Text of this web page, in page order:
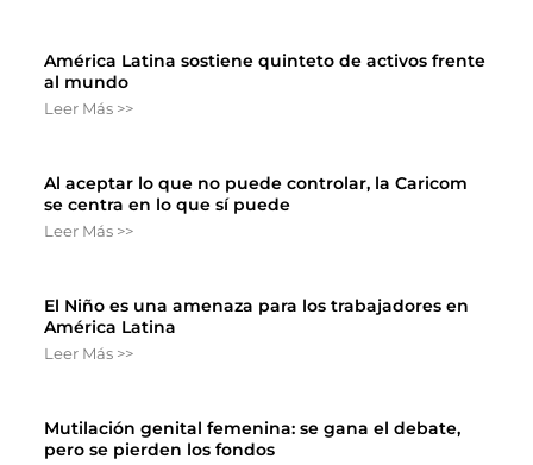
América Latina sostiene quinteto de activos frente
al mundo
Leer Más >>
Al aceptar lo que no puede controlar, la Caricom
se centra en lo que sí puede
Leer Más >>
El Niño es una amenaza para los trabajadores en
América Latina
Leer Más >>
Mutilación genital femenina: se gana el debate,
pero se pierden los fondos